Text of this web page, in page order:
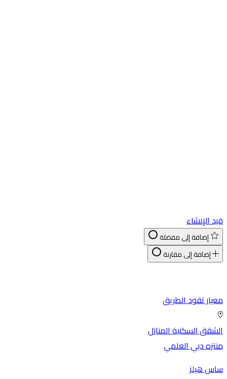
الإنشاء
إضافة إلى مفضلة
إضافة إلى مقارنة
تقود الطريق
السكنيةالمنازل
دبي العلمي
هيلز